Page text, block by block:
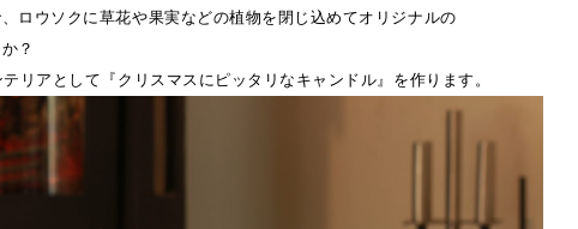
ロウソクに草花や果実などの植物を閉じ込めてオリジナルの
？
リアとして『クリスマスにピッタリなキャンドル』を作ります。